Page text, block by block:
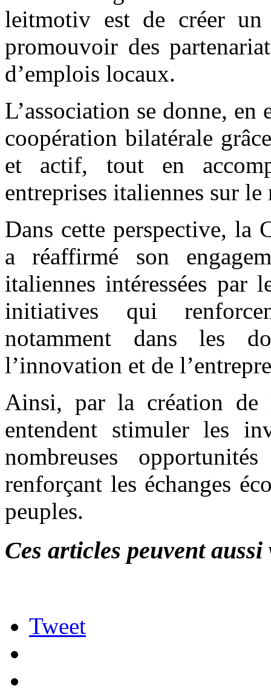
leitmotiv est de créer
promouvoir des
d’emplois locaux.
L’association se donne,
coopération bilatérale
et actif, tout en
entreprises italiennes sur le
Dans cette perspective, la
a réaffirmé son
italiennes intéressées par
initiatives qui
notamment dans les
l’innovation et de
Ainsi, par la création de
entendent stimuler les
nombreuses
renforçant les échanges
peuples.
Ces articles peuvent
Tweet